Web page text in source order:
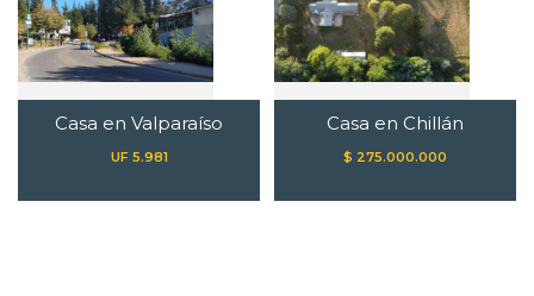
Casa en Valparaíso
UF 5.981
Casa en Chillán
$ 275.000.000